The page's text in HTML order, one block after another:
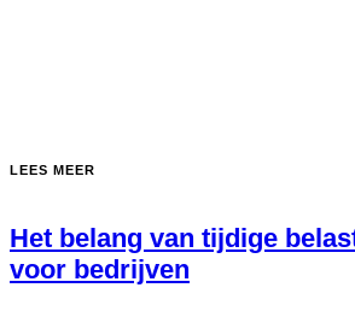
LEES MEER
Het belang van tijdige
voor bedrijven